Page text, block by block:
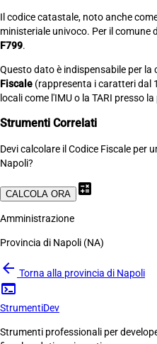
Il codice catastale, noto anche
ministeriale univoco. Per il comune
F799.
Questo dato è indispensabile per la
Fiscale (rappresenta i caratteri dal
locali come l'IMU o la TARI presso
Strumenti Correlati
Devi calcolare il Codice Fiscale per
Napoli?
CALCOLA ORA calculate
Amministrazione
Provincia di Napoli (NA)
arrow_back Torna alla provincia di Napoli
terminal
StrumentiDev
Strumenti professionali per